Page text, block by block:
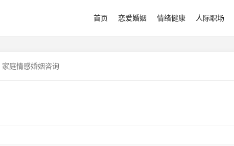
首页 恋爱婚姻 情绪健康 人际职场
家庭情感婚姻咨询